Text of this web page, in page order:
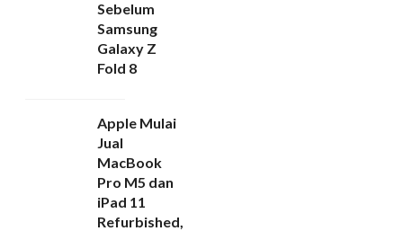
Sebelum
Samsung
Galaxy Z
Fold 8
Apple Mulai
Jual
MacBook
Pro M5 dan
iPad 11
Refurbished,